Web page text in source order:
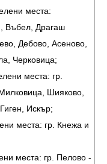
места:
Въбел, Драгаш
Дебово, Асеново,
Черковица;
места: гр.
Шияково,
Искър;
места: гр. Кнежа и
места: гр. Пелово -